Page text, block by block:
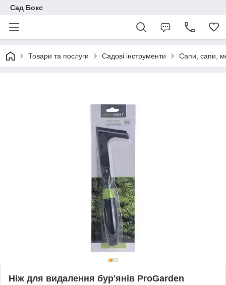
Сад Бокс
Товари та послуги Садові інструменти Сапи, сапи,
Ніж для видалення бур'янів ProGarden